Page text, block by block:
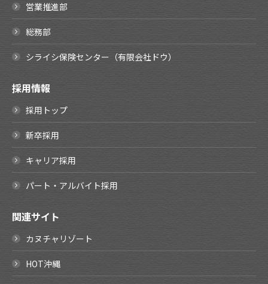
営業推進部
総務部
シライシ保険センター（有限会社ドウ）
採用情報
採用トップ
新卒採用
キャリア採用
パート・アルバイト採用
関連サイト
カヌチャリゾート
HOT沖縄